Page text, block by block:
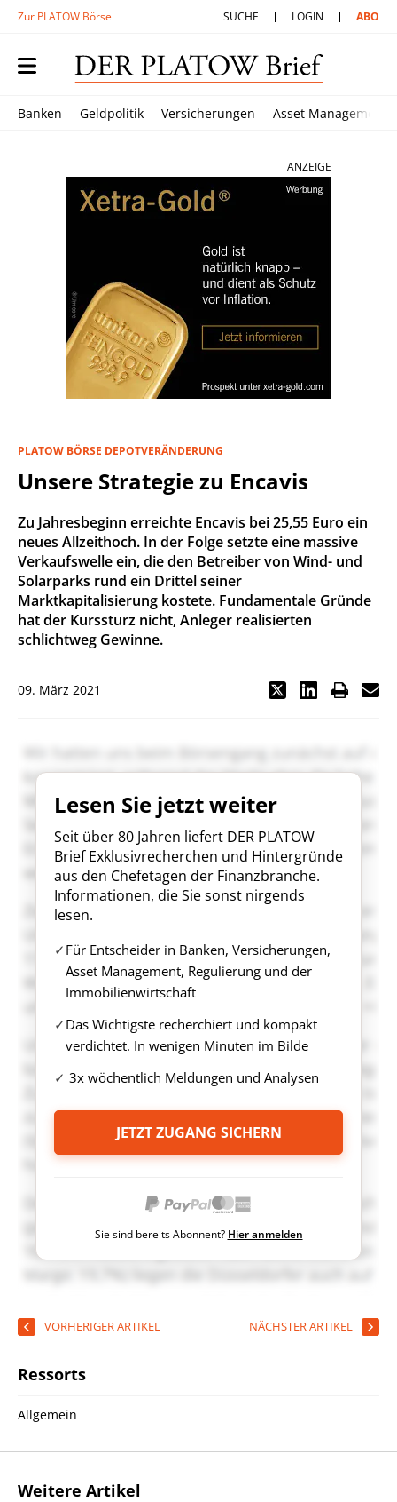
Zur PLATOW Börse SUCHE LOGIN ABO
Banken Geldpolitik Versicherungen Asset Management
ANZEIGE
PLATOW BÖRSE DEPOTVERÄNDERUNG
Unsere Strategie zu Encavis
Zu Jahresbeginn erreichte Encavis bei 25,55 Euro ein
neues Allzeithoch. In der Folge setzte eine massive
Verkaufswelle ein, die den Betreiber von Wind- und
Solarparks rund ein Drittel seiner
Marktkapitalisierung kostete. Fundamentale Gründe
hat der Kurssturz nicht, Anleger realisierten
schlichtweg Gewinne.
09. März 2021
Lesen Sie jetzt weiter
Seit über 80 Jahren liefert DER PLATOW
Brief Exklusivrecherchen und Hintergründe
aus den Chefetagen der Finanzbranche.
Informationen, die Sie sonst nirgends
lesen.
Für Entscheider in Banken, Versicherungen,
Asset Management, Regulierung und der
Immobilienwirtschaft
Das Wichtigste recherchiert und kompakt
verdichtet. In wenigen Minuten im Bilde
3x wöchentlich Meldungen und Analysen
JETZT ZUGANG SICHERN
Sie sind bereits Abonnent? Hier anmelden
VORHERIGER ARTIKEL NÄCHSTER ARTIKEL
Ressorts
Allgemein
Weitere Artikel